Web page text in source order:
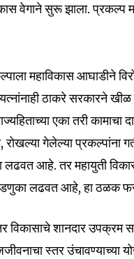
enter your email
below. Don't worry, we
वेगाने सुरू झाला. प्रकल्प
महाविकास आघाडीने
ठाकरे सरकारने
एका तरी
गेलेल्या प्रकल्पांना
लढवत आहे. तर महायुती
लढवत आहे, हा ठळक
विकासाचे शानदार उपक्रम
स्तर